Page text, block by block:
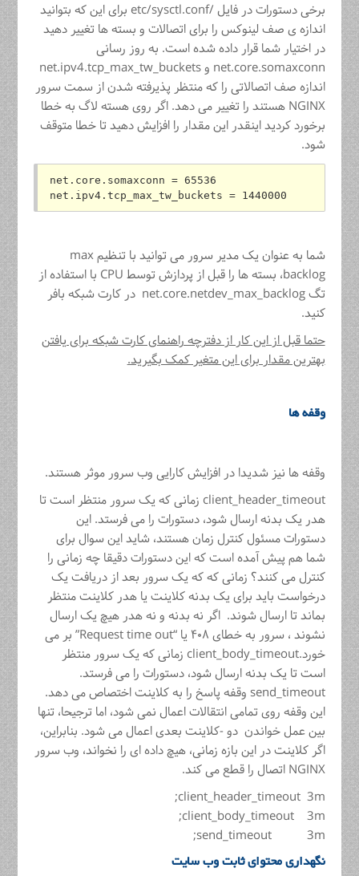
برخی دستورات در فایل /etc/sysctl.conf برای این که بتوانید
اندازه ی صف لینوکس را برای اتصالات و بسته ها تغییر دهید
در اختیار شما قرار داده شده است. به روز رسانی
net.core.somaxconn و net.ipv4.tcp_max_tw_buckets
اندازه صف اتصالاتی را که منتظر پذیرفته شدن از سمت سرور
NGINX هستند را تغییر می دهد. اگر روی هسته لاگ به خطا
برخورد کردید اینقدر این مقدار را افزایش دهید تا خطا متوقف
شود.
net.core.somaxconn = 65536
net.ipv4.tcp_max_tw_buckets = 1440000
شما به عنوان یک مدیر سرور می توانید با تنظیم max
backlog، بسته ها را قبل از پردازش توسط CPU با استفاده از
تگ net.core.netdev_max_backlog در کارت شبکه بافر
کنید.
حتما قبل از این کار از دفترچه راهنمای کارت شبکه برای یافتن
بهترین مقدار برای این متغیر کمک بگیرید.
وقفه ها
وقفه ها نیز شدیدا در افزایش کارایی وب سرور موثر هستند.
client_header_timeout زمانی که یک سرور منتظر است تا
هدر یک بدنه ارسال شود، دستورات را می فرستد. این
دستورات مسئول کنترل زمان هستند، شاید این سوال برای
شما هم پیش آمده است که این دستورات دقیقا چه زمانی را
کنترل می کنند؟ زمانی که که یک سرور بعد از دریافت یک
درخواست باید برای یک بدنه کلاینت یا هدر کلاینت منتظر
بماند تا ارسال شوند. اگر نه بدنه و نه هدر هیچ یک ارسال
نشوند ، سرور به خطای ۴۰۸ یا “Request time out” بر می
خورد.client_body_timeout زمانی که یک سرور منتظر
است تا یک بدنه ارسال شود، دستورات را می فرستد.
send_timeout وقفه پاسخ را به کلاینت اختصاص می دهد.
این وقفه روی تمامی انتقالات اعمال نمی شود، اما ترجیحا، تنها
بین عمل خواندن دو -کلاینت بعدی اعمال می شود. بنابراین،
اگر کلاینت در این بازه زمانی، هیچ داده ای را نخواند، وب سرور
NGINX اتصال را قطع می کند.
client_header_timeout 3m;
client_body_timeout 3m;
send_timeout 3m;
نگهداری محتوای ثابت وب سایت